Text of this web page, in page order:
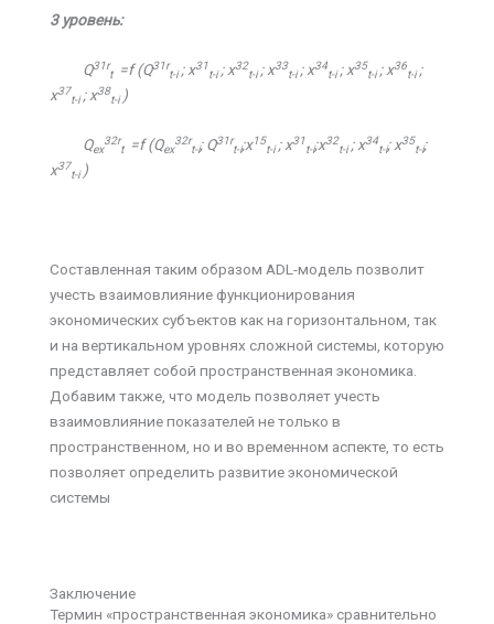
3 уровень:
Q31r
t=f (Q31r
t-i;х31
t-i;х32
t-i;х33
t-i;х34
t-i;х35
t-i;х36
t-i;
х37
t-i;х38
t-i)
Qex
32r
t=f (Qex
32r
t-i; Q31r
t-i;х15
t-i;х31
t-i;х32
t-i;х34
t-i;х35
t-i;
х37
t-i)
Составленная таким образом ADL-модель позволит
учесть взаимовлияние функционирования
экономических субъектов как на горизонтальном, так
и на вертикальном уровнях сложной системы, которую
представляет собой пространственная экономика.
Добавим также, что модель позволяет учесть
взаимовлияние показателей не только в
пространственном, но и во временном аспекте, то есть
позволяет определить развитие экономической
системы
Заключение
Термин «пространственная экономика» сравнительно